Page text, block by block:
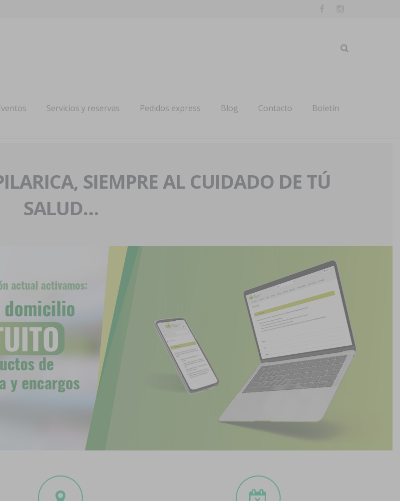
Servicios y reservas Pedidos express Blog Contacto Boletín
SIEMPRE AL CUIDADO DE TÚ
SALUD…